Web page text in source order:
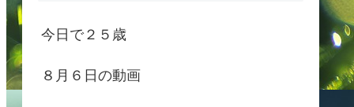
今日で２５歳
８月６日の動画